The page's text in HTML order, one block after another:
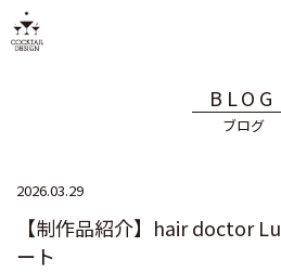
BLOG
ブログ
2026.03.29
【制作品紹介】hair doctor
ート